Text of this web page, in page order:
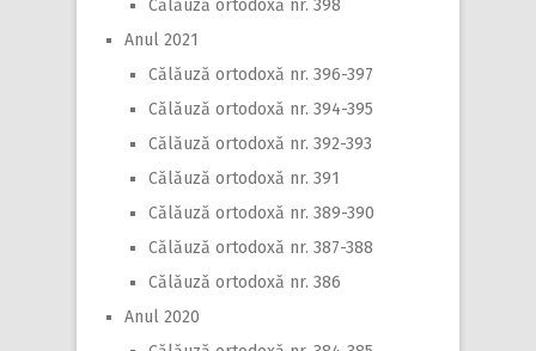
Călăuză ortodoxă nr. 398
Anul 2021
Călăuză ortodoxă nr. 396-397
Călăuză ortodoxă nr. 394-395
Călăuză ortodoxă nr. 392-393
Călăuză ortodoxă nr. 391
Călăuză ortodoxă nr. 389-390
Călăuză ortodoxă nr. 387-388
Călăuză ortodoxă nr. 386
Anul 2020